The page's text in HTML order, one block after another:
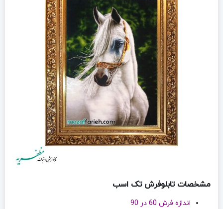
مشخصات تابلوفرش تک اسب
اندازه فرش 60 در 90